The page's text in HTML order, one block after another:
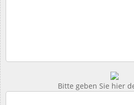
Bitte geben Sie hier